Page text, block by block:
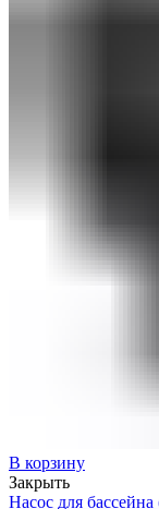
В корзину
Закрыть
Насос для